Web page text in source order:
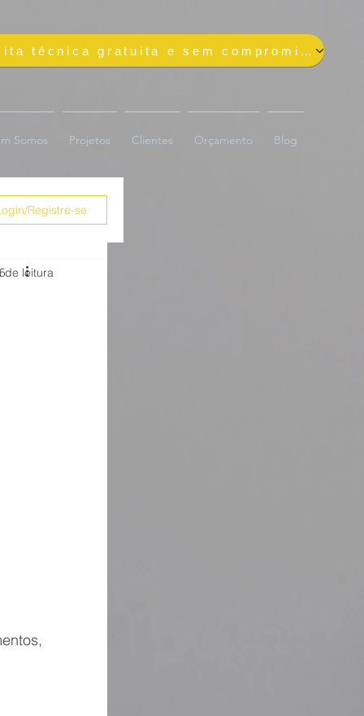
Solicite uma visita técnica gratuita e sem compromisso
Somos Projetos Clientes Orçamento Blog
Registre-se
de leitura